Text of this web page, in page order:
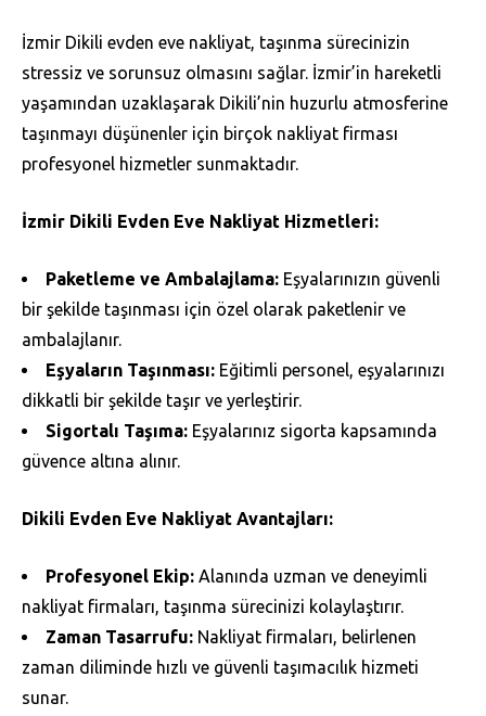
İzmir Dikili evden eve nakliyat, taşınma sürecinizin
stressiz ve sorunsuz olmasını sağlar. İzmir’in hareketli
yaşamından uzaklaşarak Dikili’nin huzurlu atmosferine
taşınmayı düşünenler için birçok nakliyat firması
profesyonel hizmetler sunmaktadır.
İzmir Dikili Evden Eve Nakliyat Hizmetleri:
Paketleme ve Ambalajlama: Eşyalarınızın güvenli
bir şekilde taşınması için özel olarak paketlenir ve
ambalajlanır.
Eşyaların Taşınması: Eğitimli personel, eşyalarınızı
dikkatli bir şekilde taşır ve yerleştirir.
Sigortalı Taşıma: Eşyalarınız sigorta kapsamında
güvence altına alınır.
Dikili Evden Eve Nakliyat Avantajları:
Profesyonel Ekip: Alanında uzman ve deneyimli
nakliyat firmaları, taşınma sürecinizi kolaylaştırır.
Zaman Tasarrufu: Nakliyat firmaları, belirlenen
zaman diliminde hızlı ve güvenli taşımacılık hizmeti
sunar.